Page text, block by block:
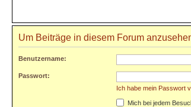
Um Beiträge in diesem Forum
Benutzername:
Passwort:
Ich habe mein Passwort
Mich bei jedem